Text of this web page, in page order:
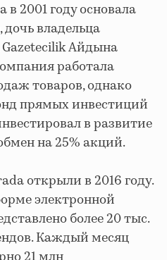
2001 году основала
владельца
Айдына
работала
товаров, однако
прямых инвестиций
в развитие
на 25% акций.
открыли в 2016 году.
электронной
более 20 тыс.
Каждый месяц